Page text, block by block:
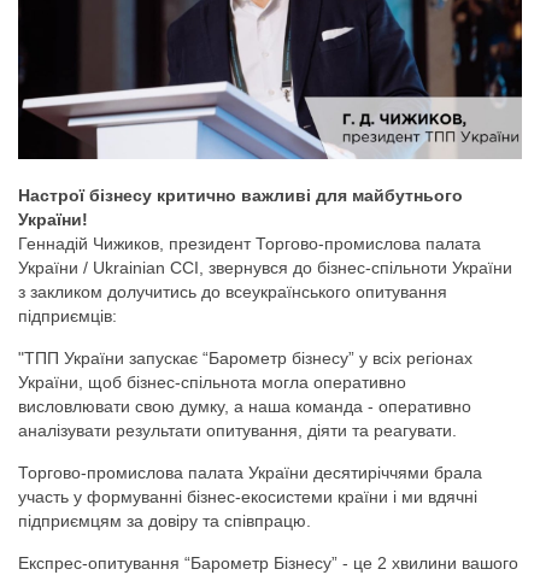
Настрої бізнесу критично важливі для майбутнього
України!
Геннадій Чижиков, президент Торгово-промислова палата
України / Ukrainian CCI, звернувся до бізнес-спільноти України
з закликом долучитись до всеукраїнського опитування
підприємців:
"ТПП України запускає “Барометр бізнесу” у всіх регіонах
України, щоб бізнес-спільнота могла оперативно
висловлювати свою думку, а наша команда - оперативно
аналізувати результати опитування, діяти та реагувати.
Торгово-промислова палата України десятиріччями брала
участь у формуванні бізнес-екосистеми країни і ми вдячні
підприємцям за довіру та співпрацю.
Експрес-опитування “Барометр Бізнесу” - це 2 хвилини вашого